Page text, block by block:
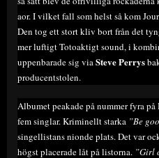
aor. I vilket fall som helst så kom
Den tog ett stort kliv bort från det
mer luftigt Totoaktigt sound, i
uppenbarade sig via Steve Perrys
producentstolen.
Albumet peakade på nummer fyra
fem singlar. Kriminellt starka ”Be
singellistans nionde plats. Det var
högst placerade låt på listorna. ”Girl